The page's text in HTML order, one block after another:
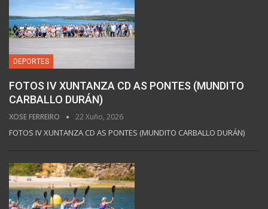
DEPORTES
FOTOS IV XUNTANZA CD AS PONTES (MUNDITO
CARBALLO DURÁN)
XOSE FERREIRO 22 Xuño, 2026
FOTOS IV XUNTANZA CD AS PONTES (MUNDITO CARBALLO DURÁN)